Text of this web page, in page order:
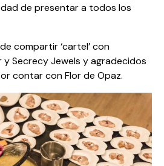
de presentar a todos los
compartir ‘cartel’ con
y Secrecy Jewels y agradecidos
contar con Flor de Opaz.